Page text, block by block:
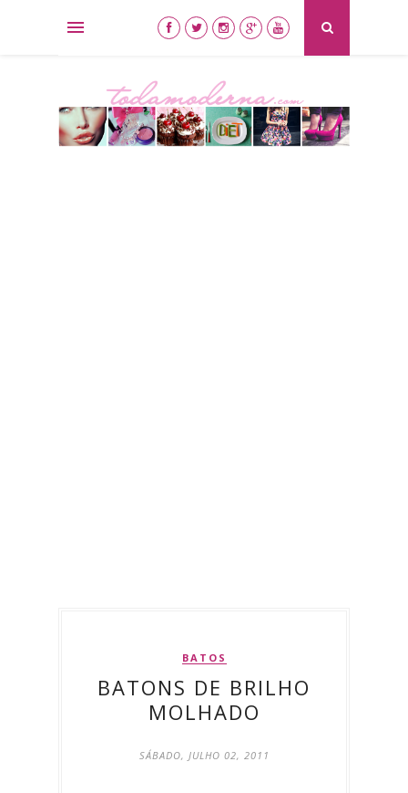
BATOS
BATONS DE BRILHO
MOLHADO
SÁBADO, JULHO 02, 2011